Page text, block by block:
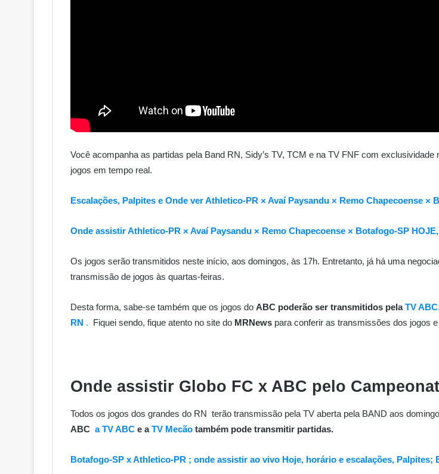
Você acompanha as partidas pela Band RN, Sidy’s TV, TCM e na TV FNF com
jogos em tempo real.
Escalações, Palpites e Onde ver Athletico-PR × Avaí Paysandu × Remo Chapecoense ×
Onde assistir Athletico-PR × Avaí Paysandu × Remo Chapecoense × Botafogo-SP
Os jogos serão transmitidos neste início, aos domingos, às 17h. Entretanto, já há uma
transmissão de jogos às quartas-feiras.
Desta forma, sabe-se também que os jogos do ABC poderão ser transmitidos pelaTV ABC
RN . Fiquei sendo, fique atento no site do MRNews para conferir as transmissões dos jogos
Onde assistir Globo FC x ABC pelo
Todos os jogos dos grandes do RN terão transmissão pela TV aberta pela BAND aos
ABC a TV ABC e aTV Mecão também pode transmitir partidas.
Botafogo-SP x Athletico-PR ; onde assistir ao vivo Hoje, horário e escalações, Palpites;